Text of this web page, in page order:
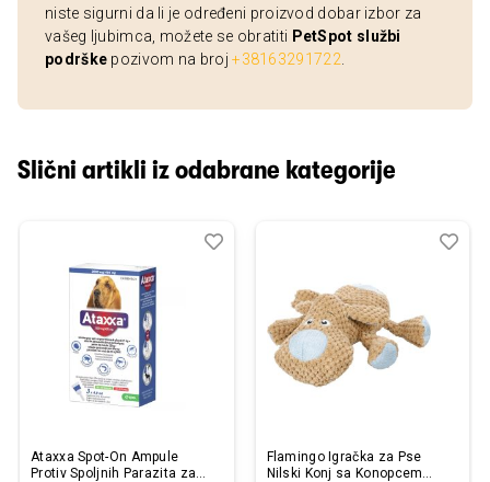
niste sigurni da li je određeni proizvod dobar izbor za
vašeg ljubimca, možete se obratiti PetSpot službi
podrške pozivom na broj+38163291722
Slični artikli iz odabrane kategorije
Ataxxa Spot-On Ampule
Protiv Spoljnih Parazita za
Dodaj
Uporedi
Flamingo Igračka za Pse
Nilski Konj sa Konopcem